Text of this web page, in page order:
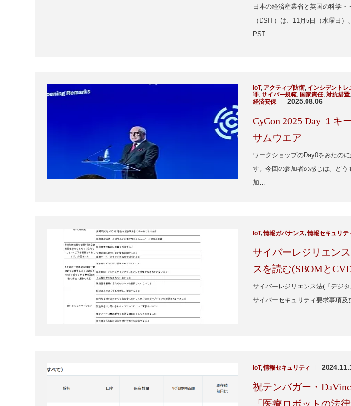
日本の経済産業省と英国の科学
（DSIT）は、11月5日（水曜日
PST…
IoT, アクティブ防衛, インシデントレ
罪, サイバー規範, 国家責任, 対抗措置
経済安保
| 2025.08.06
CyCon 2025 Day １キ
サムウエア
ワークショップのDay0をみたの
す。今回の参加者の感じは、どう
加…
IoT,情報ガバナンス,情報セキュリテ
サイバーレジリエン
スを読む(SBOMと
サイバーレジリエンス法(「デジ
サイバーセキュリティ要求事項
IoT,情報セキュリティ |
祝テンバガー・
「医療ロボットの法